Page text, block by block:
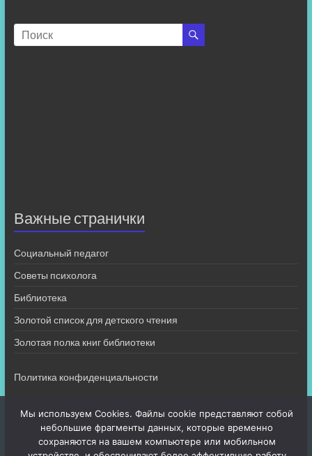
Важные странички
Социальный педагог
Советы психолога
Библиотека
Золотой список для детского чтения
Золотая полка книг библиотеки
Политика конфиденциальности
Мы используем Cookies. Файлы cookie представляют собой
небольшие фрагменты данных, которые временно
сохраняются на вашем компьютере или мобильном